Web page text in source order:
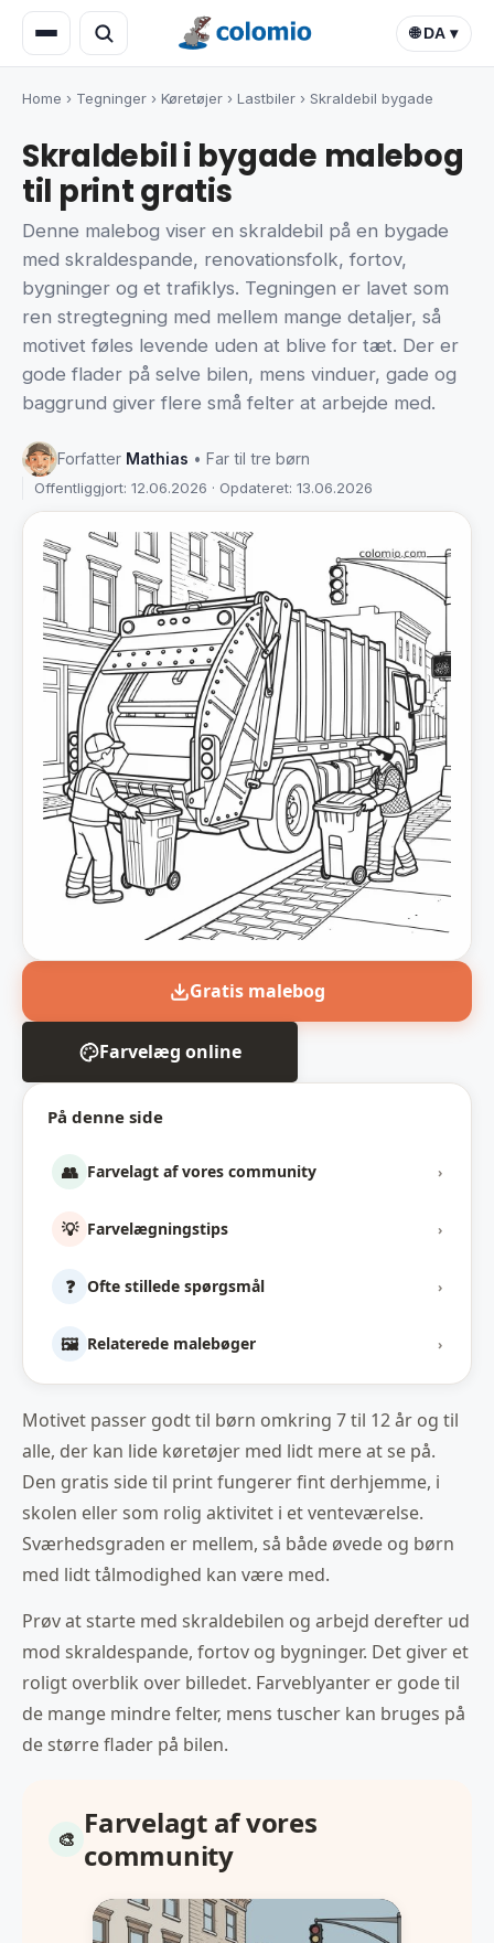
🌐 DA ▾
Home › Tegninger › Køretøjer › Lastbiler › Skraldebil bygade
Skraldebil i bygade malebog
til print gratis
Denne malebog viser en skraldebil på en bygade
med skraldespande, renovationsfolk, fortov,
bygninger og et trafiklys. Tegningen er lavet som
ren stregtegning med mellem mange detaljer, så
motivet føles levende uden at blive for tæt. Der er
gode flader på selve bilen, mens vinduer, gade og
baggrund giver flere små felter at arbejde med.
Forfatter Mathias • Far til tre børn
Offentliggjort: 12.06.2026 · Opdateret: 13.06.2026
På denne side
👥 Farvelagt af vores community ›
💡 Farvelægningstips ›
❓ Ofte stillede spørgsmål ›
🖼️ Relaterede malebøger ›
Gratis malebog
Farvelæg online
Motivet passer godt til børn omkring 7 til 12 år og til
alle, der kan lide køretøjer med lidt mere at se på.
Den gratis side til print fungerer fint derhjemme, i
skolen eller som rolig aktivitet i et venteværelse.
Sværhedsgraden er mellem, så både øvede og børn
med lidt tålmodighed kan være med.
Prøv at starte med skraldebilen og arbejd derefter ud
mod skraldespande, fortov og bygninger. Det giver et
roligt overblik over billedet. Farveblyanter er gode til
de mange mindre felter, mens tuscher kan bruges på
de større flader på bilen.
Farvelagt af vores
community